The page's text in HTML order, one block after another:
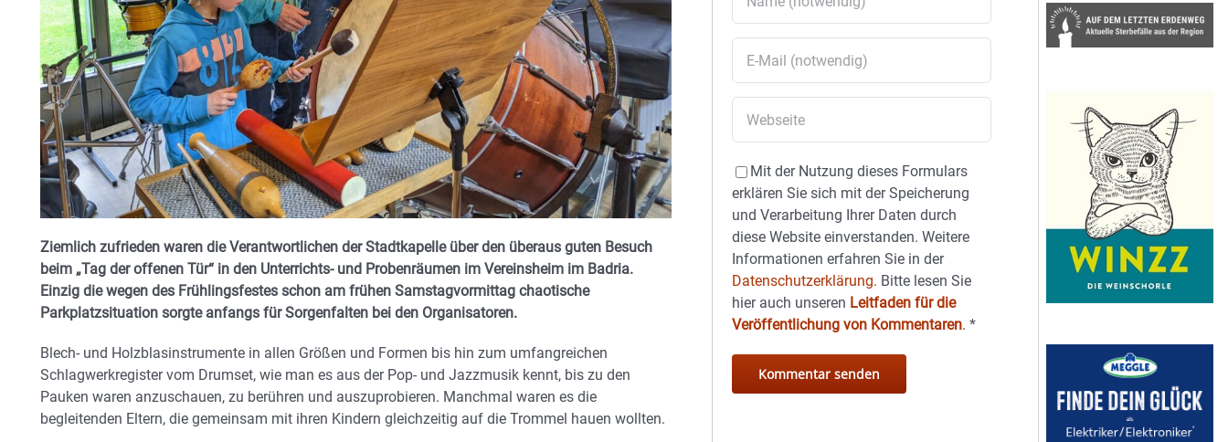
Ziemlich zufrieden waren die Verantwortlichen der Stadtkapelle über den überaus guten Besuch
beim „Tag der offenen Tür“ in den Unterrichts- und Probenräumen im Vereinsheim im Badria.
Einzig die wegen des Frühlingsfestes schon am frühen Samstagvormittag chaotische
Parkplatzsituation sorgte anfangs für Sorgenfalten bei den Organisatoren.
Blech- und Holzblasinstrumente in allen Größen und Formen bis hin zum umfangreichen
Schlagwerkregister vom Drumset, wie man es aus der Pop- und Jazzmusik kennt, bis zu den
Pauken waren anzuschauen, zu berühren und auszuprobieren. Manchmal waren es die
begleitenden Eltern, die gemeinsam mit ihren Kindern gleichzeitig auf die Trommel hauen wollten.
Mit der Nutzung dieses Formulars
erklären Sie sich mit der Speicherung
und Verarbeitung Ihrer Daten durch
diese Website einverstanden. Weitere
Informationen erfahren Sie in der
Datenschutzerklärung. Bitte lesen Sie
hier auch unseren Leitfaden für die
Veröffentlichung von Kommentaren.*